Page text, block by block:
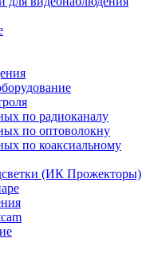
по радиоканалу
по оптоволокну
по коаксиальному
(ИК Прожекторы)